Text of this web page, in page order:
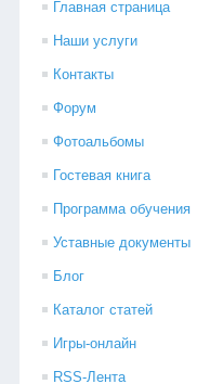
Главная страница
Наши услуги
Контакты
Форум
Фотоальбомы
Гостевая книга
Программа обучения
Уставные документы
Блог
Каталог статей
Игры-онлайн
RSS-Лента